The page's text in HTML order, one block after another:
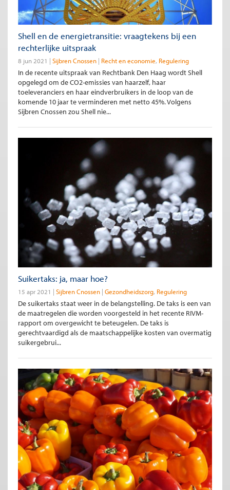
Shell en de energietransitie: vraagtekens bij een
rechterlijke uitspraak
8 jun 2021 Sijbren Cnossen Recht en economie Regulering
In de recente uitspraak van Rechtbank Den Haag wordt Shell
opgelegd om de CO2-emissies van haarzelf, haar
toeleveranciers en haar eindverbruikers in de loop van de
komende 10 jaar te verminderen met netto 45%. Volgens
Sijbren Cnossen zou Shell nie...
Suikertaks: ja, maar hoe?
15 apr 2021 Sijbren Cnossen Gezondheidszorg Regulering
De suikertaks staat weer in de belangstelling. De taks is een van
de maatregelen die worden voorgesteld in het recente RIVM-
rapport om overgewicht te beteugelen. De taks is
gerechtvaardigd als de maatschappelijke kosten van overmatig
suikergebrui...